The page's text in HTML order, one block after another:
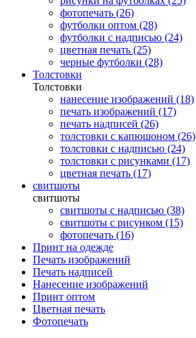
фотопечать (26)
футболки оптом (28)
футболки с надписью (24)
цветная печать (25)
черные футболки (28)
Толстовки
Толстовки
нанесение изображений (18)
печать изображений (17)
печать надписей (26)
толстовки с капюшоном (26)
толстовки с надписью (24)
толстовки с рисунками (17)
цветная печать (17)
свитшоты
свитшоты
свитшоты с надписью (38)
свитшоты с рисунком (15)
фотопечать (16)
Принт на одежде
Печать изображений
Печать надписей
Нанесение изображений
Принт оптом
Цветная печать
Фотопечать